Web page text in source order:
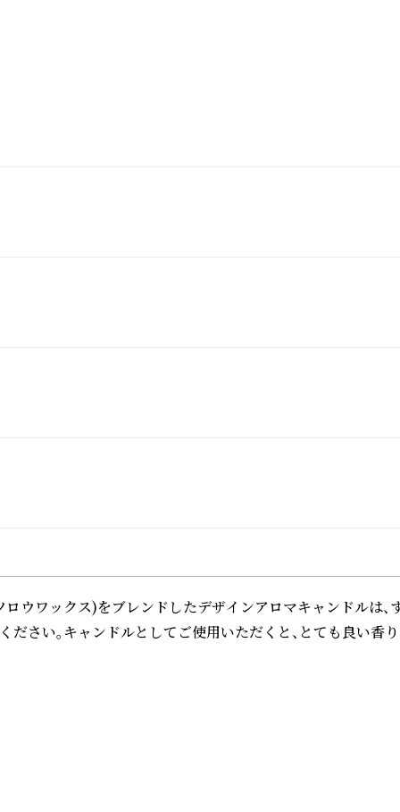
ウワックス)をブレンドしたデザインアロマキャンドル
。キャンドルとしてご使用いただくと、とても良い